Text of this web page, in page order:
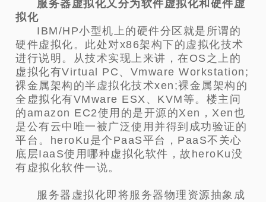
服务器虚拟化又分为软件虚拟化和硬件虚
拟化
IBM/HP小型机上的硬件分区就是所谓的
硬件虚拟化。此处对x86架构下的虚拟化技术
进行说明。从技术实现上来讲，在OS之上的
虚拟化有Virtual PC、Vmware Workstation;
裸金属架构的半虚拟化技术xen;裸金属架构的
全虚拟化有VMware ESX、KVM等。楼主问
的amazon EC2使用的是开源的Xen，Xen也
是公有云中唯一被广泛使用并得到成功验证的
平台。heroKu是个PaaS平台，PaaS不关心
底层IaaS使用哪种虚拟化软件，故heroKu没
有虚拟化软件一说。
服务器虚拟化即将服务器物理资源抽象成